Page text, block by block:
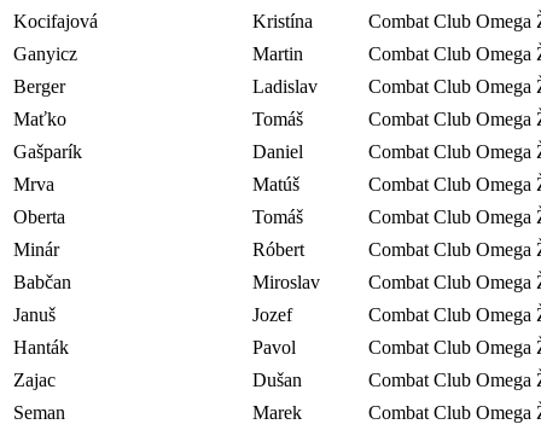
Kocifajová
Kristína
Combat Club Omega
Ganyicz
Martin
Combat Club Omega
Berger
Ladislav
Combat Club Omega
Maťko
Tomáš
Combat Club Omega
Gašparík
Daniel
Combat Club Omega
Mrva
Matúš
Combat Club Omega
Oberta
Tomáš
Combat Club Omega
Minár
Róbert
Combat Club Omega
Babčan
Miroslav
Combat Club Omega
Januš
Jozef
Combat Club Omega
Hanták
Pavol
Combat Club Omega
Zajac
Dušan
Combat Club Omega
Seman
Marek
Combat Club Omega